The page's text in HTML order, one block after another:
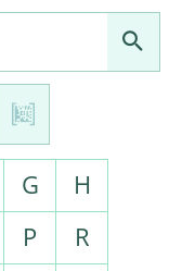
G
H
P
R